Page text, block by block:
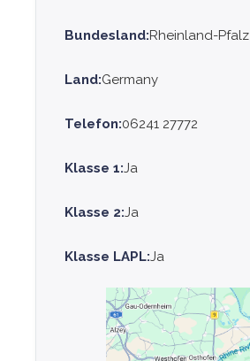
Bundesland:Rheinland-Pfalz
Land:Germany
Telefon:06241 27772
Klasse 1:Ja
Klasse 2:Ja
Klasse LAPL:Ja